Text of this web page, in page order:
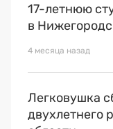
17-летнюю
в
4 месяца назад
Легковушка
двухлетнего